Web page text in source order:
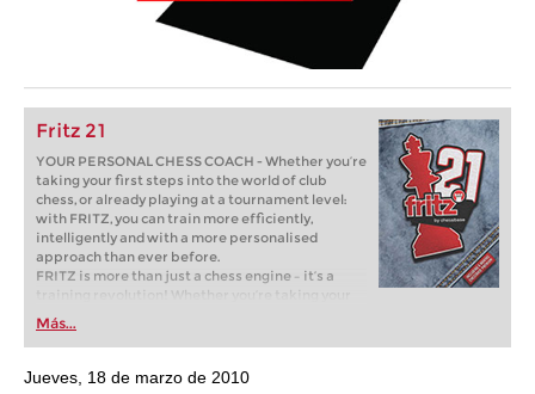
Fritz 21
YOUR PERSONAL CHESS COACH - Whether you’re
taking your first steps into the world of club
chess, or already playing at a tournament level:
with FRITZ, you can train more efficiently,
intelligently and with a more personalised
approach than ever before.
FRITZ is more than just a chess engine – it’s a
training revolution! Whether you’re taking your
first steps into the world of club chess, or already
playing at a tournament level: with FRITZ, you can
train more efficiently, intelligently and with a
more personalised approach than ever before.
Más...
Jueves, 18 de marzo de 2010